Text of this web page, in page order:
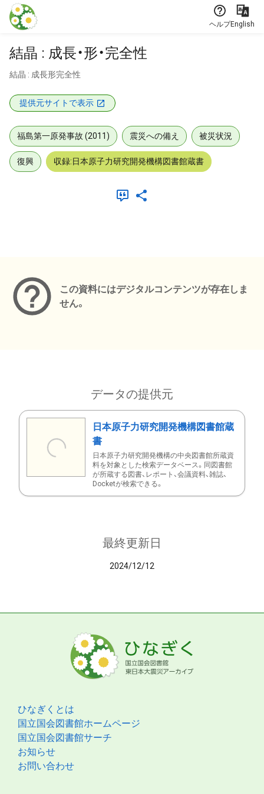
本文に飛ぶ
ヘルプEnglish
結晶 : 成長・形・完全性
結晶 : 成長形完全性
提供元サイトで表示
福島第一原発事故 (2011) 震災への備え 被災状況
復興 収録:日本原子力研究開発機構図書館蔵書
この資料にはデジタルコンテンツが存在しま
せん。
データの提供元
日本原子力研究開発機構図書館蔵
書
日本原子力研究開発機構の中央図書館所蔵資
料を対象とした検索データベース。同図書館
が所蔵する図書、レポート、会議資料、雑誌、
Docketが検索できる。
最終更新日
2024/12/12
ひなぎくとは
国立国会図書館ホームページ
国立国会図書館サーチ
お知らせ
お問い合わせ